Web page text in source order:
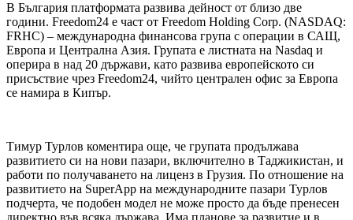
В България платформата развива дейност от близо две
години. Freedom24 е част от Freedom Holding Corp. (NASDAQ:
FRHC) – международна финансова група с операции в САЩ,
Европа и Централна Азия. Групата е листната на Nasdaq и
оперира в над 20 държави, като развива европейското си
присъствие чрез Freedom24, чийто централен офис за Европа
се намира в Кипър.
Тимур Турлов коментира още, че групата продължава
развитието си на нови пазари, включително в Таджикистан, и
работи по получаването на лиценз в Грузия. По отношение на
развитието на SuperApp на международните пазари Турлов
подчерта, че подобен модел не може просто да бъде пренесен
директно във всяка държава. Има планове за развитие и в